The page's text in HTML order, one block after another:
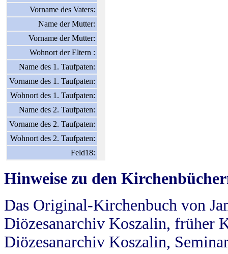
Vorname des Vaters:
Name der Mutter:
Vorname der Mutter:
Wohnort der Eltern :
Name des 1. Taufpaten:
Vorname des 1. Taufpaten:
Wohnort des 1. Taufpaten:
Name des 2. Taufpaten:
Vorname des 2. Taufpaten:
Wohnort des 2. Taufpaten:
Feld18:
Hinweise zu den
Das Original-Kirchenbuch von
Diözesanarchiv Koszalin, früher
Diözesanarchiv Koszalin,